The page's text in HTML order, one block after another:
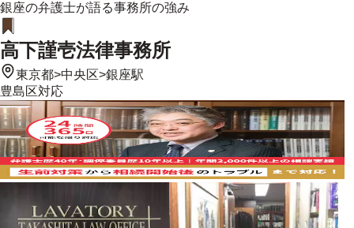
銀座の弁護士が語る事務所の強み
高下謹壱法律事務所
東京都>中央区>銀座駅
豊島区対応